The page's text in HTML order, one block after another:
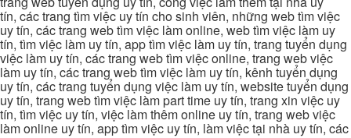
tín, các trang tìm việc uy tín cho sinh viên, những web tìm việc
uy tín, các trang web tìm việc làm online, web tìm việc làm uy
tín, tìm việc làm uy tín, app tìm việc làm uy tín, trang tuyển dụng
việc làm uy tín, các trang web tìm việc online, trang web việc
làm uy tín, các trang web tìm việc làm uy tín, kênh tuyển dụng
uy tín, các trang tuyển dụng việc làm uy tín, website tuyển dụng
uy tín, trang web tìm việc làm part time uy tín, trang xin việc uy
tín, tìm việc uy tín, việc làm thêm online uy tín, trang web việc
làm online uy tín, app tìm việc uy tín, làm việc tại nhà uy tín, các